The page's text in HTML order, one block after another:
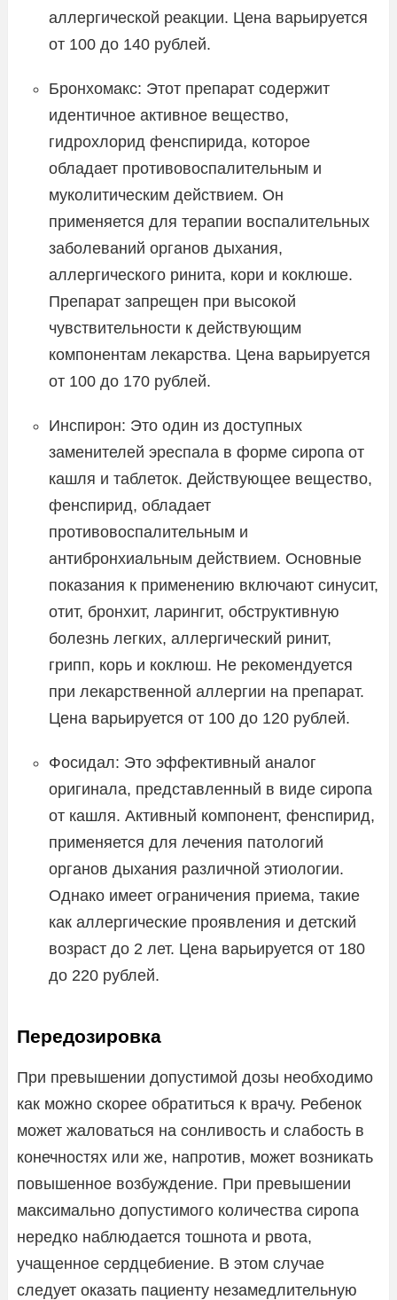
аллергической реакции. Цена варьируется
от 100 до 140 рублей.
Бронхомакс: Этот препарат содержит
идентичное активное вещество,
гидрохлорид фенспирида, которое
обладает противовоспалительным и
муколитическим действием. Он
применяется для терапии воспалительных
заболеваний органов дыхания,
аллергического ринита, кори и коклюше.
Препарат запрещен при высокой
чувствительности к действующим
компонентам лекарства. Цена варьируется
от 100 до 170 рублей.
Инспирон: Это один из доступных
заменителей эреспала в форме сиропа от
кашля и таблеток. Действующее вещество,
фенспирид, обладает
противовоспалительным и
антибронхиальным действием. Основные
показания к применению включают синусит,
отит, бронхит, ларингит, обструктивную
болезнь легких, аллергический ринит,
грипп, корь и коклюш. Не рекомендуется
при лекарственной аллергии на препарат.
Цена варьируется от 100 до 120 рублей.
Фосидал: Это эффективный аналог
оригинала, представленный в виде сиропа
от кашля. Активный компонент, фенспирид,
применяется для лечения патологий
органов дыхания различной этиологии.
Однако имеет ограничения приема, такие
как аллергические проявления и детский
возраст до 2 лет. Цена варьируется от 180
до 220 рублей.
Передозировка
При превышении допустимой дозы необходимо
как можно скорее обратиться к врачу. Ребенок
может жаловаться на сонливость и слабость в
конечностях или же, напротив, может возникать
повышенное возбуждение. При превышении
максимально допустимого количества сиропа
нередко наблюдается тошнота и рвота,
учащенное сердцебиение. В этом случае
следует оказать пациенту незамедлительную